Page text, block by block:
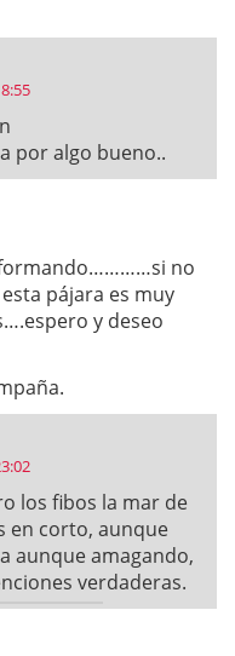
por algo bueno..
no
pájara es muy
y deseo
los fibos la mar de
en corto, aunque
aunque amagando,
verdaderas.